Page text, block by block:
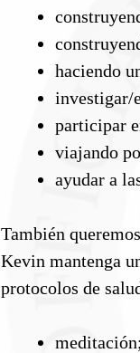
haciendo
investigar/
participar
viajando
ayudar a
También
Kevin mantenga
protocolos de